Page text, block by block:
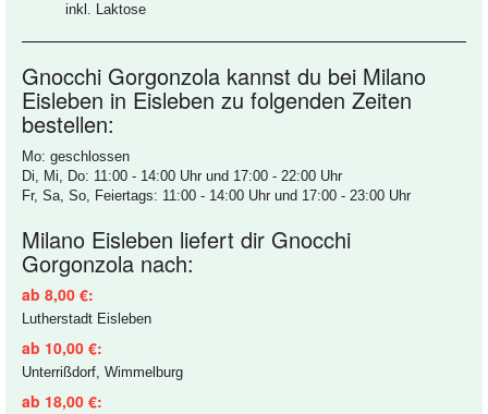
inkl. Laktose
Gnocchi Gorgonzola kannst du bei Milano
Eisleben in Eisleben zu folgenden Zeiten
bestellen:
Mo: geschlossen
Di, Mi, Do: 11:00 - 14:00 Uhr und 17:00 - 22:00 Uhr
Fr, Sa, So, Feiertags: 11:00 - 14:00 Uhr und 17:00 - 23:00 Uhr
Milano Eisleben liefert dir Gnocchi
Gorgonzola nach:
ab 8,00 €:
Lutherstadt Eisleben
ab 10,00 €:
Unterrißdorf, Wimmelburg
ab 18,00 €: